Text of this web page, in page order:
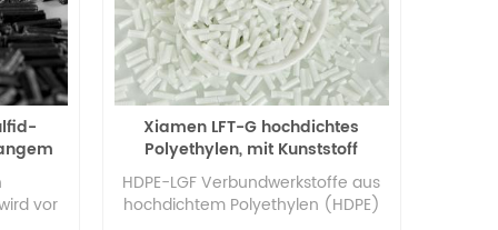
vor
Xiamen LFT-G hochdichtes
Polyethylen, mit Kunststoff
gefüllte langglasfaserverstärkte
Verbindungen, natürliche Farbe
HDPE-LGF Verbundwerkstoffe aus
hochdichtem Polyethylen (HDPE)